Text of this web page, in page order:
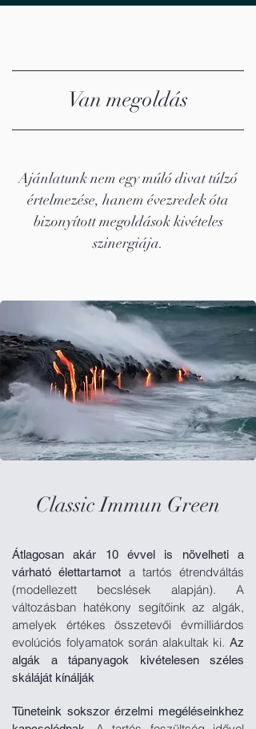
Van megoldás
Ajánlatunk nem egy múló divat túlzó
értelmezése, hanem évezredek óta
bizonyított megoldások kivételes
szinergiája.
Classic Immun Green
Átlagosan akár 10 évvel is növelheti a
várható élettartamot a tartós étrendváltás
(modellezett becslések alapján). A
változásban hatékony segítőink az algák,
amelyek értékes összetevői évmilliárdos
evolúciós folyamatok során alakultak ki. Az
algák a tápanyagok kivételesen széles
skáláját kínálják
Tüneteink sokszor érzelmi megéléseinkhez